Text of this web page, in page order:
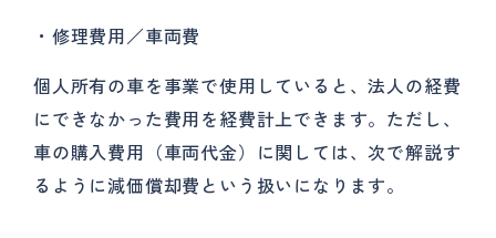
・修理費用／車両費
個人所有の車を事業で使用していると、法人の経費
にできなかった費用を経費計上できます。ただし、
車の購入費用（車両代金）に関しては、次で解説す
るように減価償却費という扱いになります。